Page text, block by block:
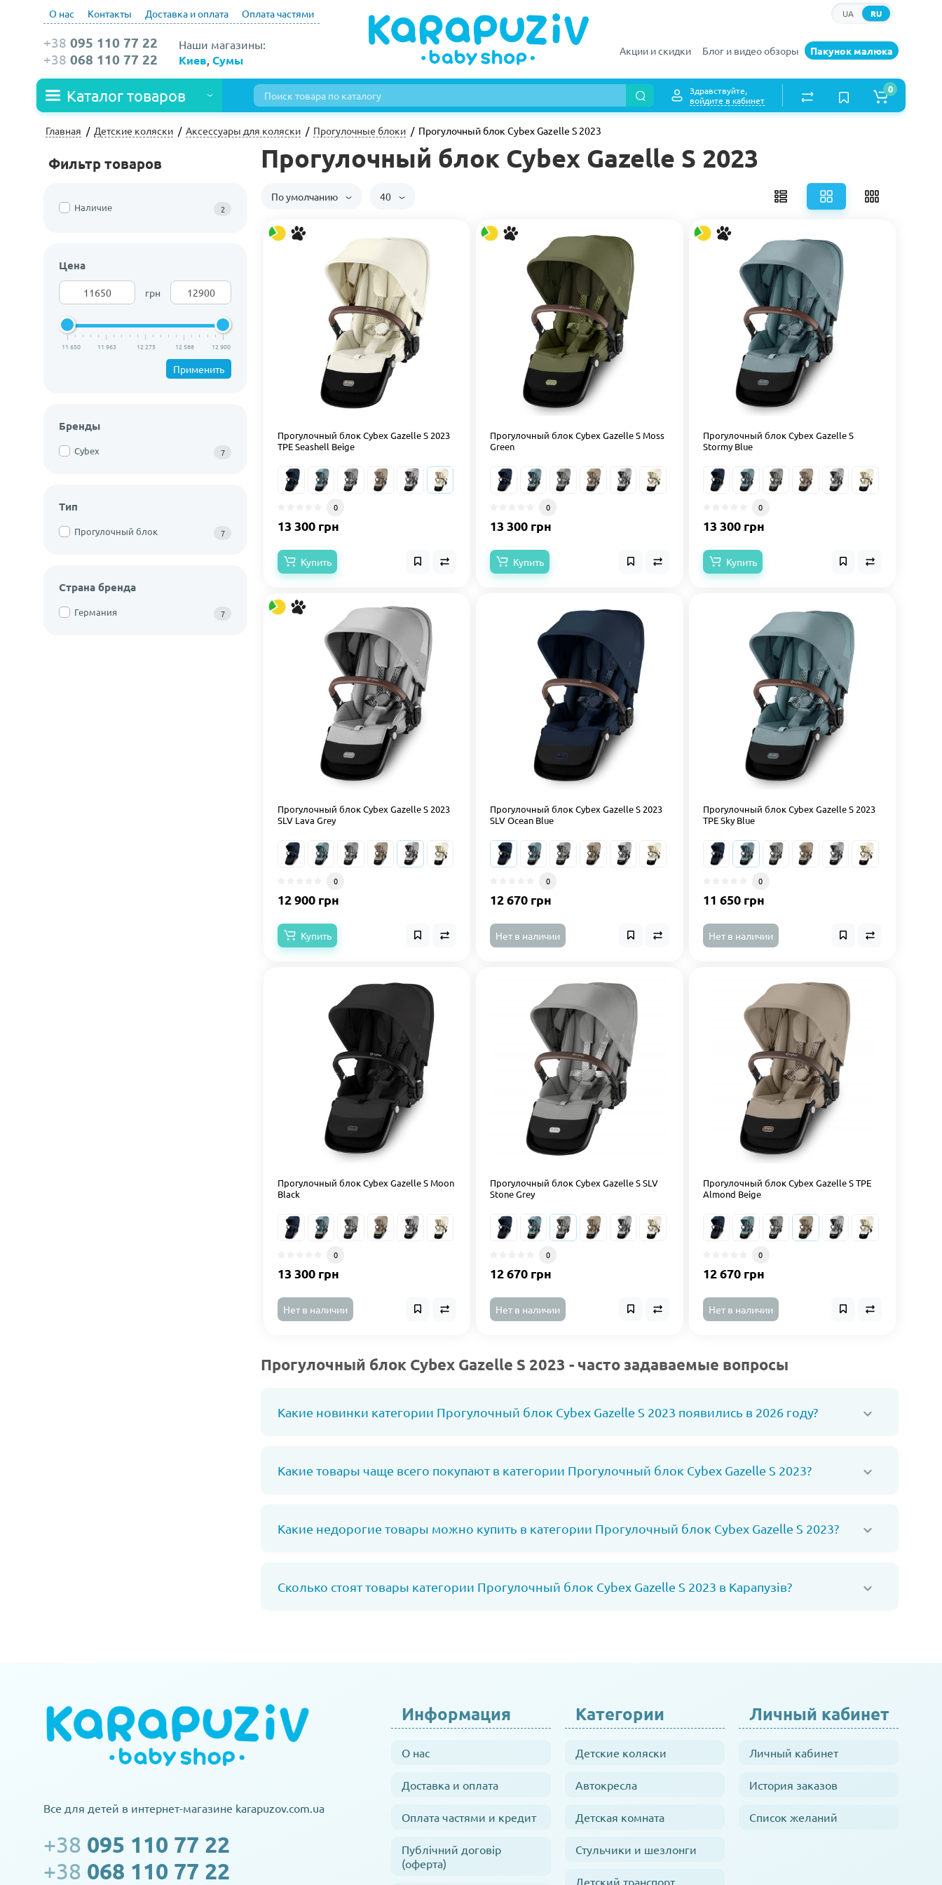
О нас Контакты Доставка и оплата Оплата частями RU
UA
Наши магазины:
Киев Сумы
+38 095 110 77 22
+38 068 110 77 22
Акции и скидки Блог и видео обзоры Пакунок малюка
Каталог товаров
Здравствуйте,
войдите в кабинет
0
Главная Детские коляски Аксессуары для коляски Прогулочные блоки Прогулочный блок Cybex Gazelle S 2023
Фильтр товаров
Наличие 2
Цена
грн
11 650 11 963 12 275 12 588 12 900
Применить
Бренды
Cybex 7
Тип
Прогулочный блок 7
Страна бренда
Германия 7
Прогулочный блок Cybex Gazelle S 2023
По умолчанию 40
Прогулочный блок Cybex Gazelle S 2023
TPE Seashell Beige
0
13 300 грн
Купить
Прогулочный блок Cybex Gazelle S Moss
Green
0
13 300 грн
Купить
Прогулочный блок Cybex Gazelle S
Stormy Blue
0
13 300 грн
Купить
Прогулочный блок Cybex Gazelle S 2023
SLV Lava Grey
0
12 900 грн
Купить
Прогулочный блок Cybex Gazelle S 2023
SLV Ocean Blue
0
12 670 грн
Нет в наличии
Прогулочный блок Cybex Gazelle S 2023
TPE Sky Blue
0
11 650 грн
Нет в наличии
Прогулочный блок Cybex Gazelle S Moon
Black
0
13 300 грн
Нет в наличии
Прогулочный блок Cybex Gazelle S SLV
Stone Grey
0
12 670 грн
Нет в наличии
Прогулочный блок Cybex Gazelle S TPE
Almond Beige
0
12 670 грн
Нет в наличии
Прогулочный блок Cybex Gazelle S 2023 - часто задаваемые вопросы
Какие новинки категории Прогулочный блок Cybex Gazelle S 2023 появились в 2026 году?
Какие товары чаще всего покупают в категории Прогулочный блок Cybex Gazelle S 2023?
Какие недорогие товары можно купить в категории Прогулочный блок Cybex Gazelle S 2023?
Сколько стоят товары категории Прогулочный блок Cybex Gazelle S 2023 в Карапузів?
Все для детей в интернет-магазине karapuzov.com.ua
+38 095 110 77 22
+38 068 110 77 22
Информация
О нас
Доставка и оплата
Оплата частями и кредит
Публічний договір
(оферта)
Категории
Детские коляски
Автокресла
Детская комната
Стульчики и шезлонги
Детский транспорт
Личный кабинет
Личный кабинет
История заказов
Список желаний